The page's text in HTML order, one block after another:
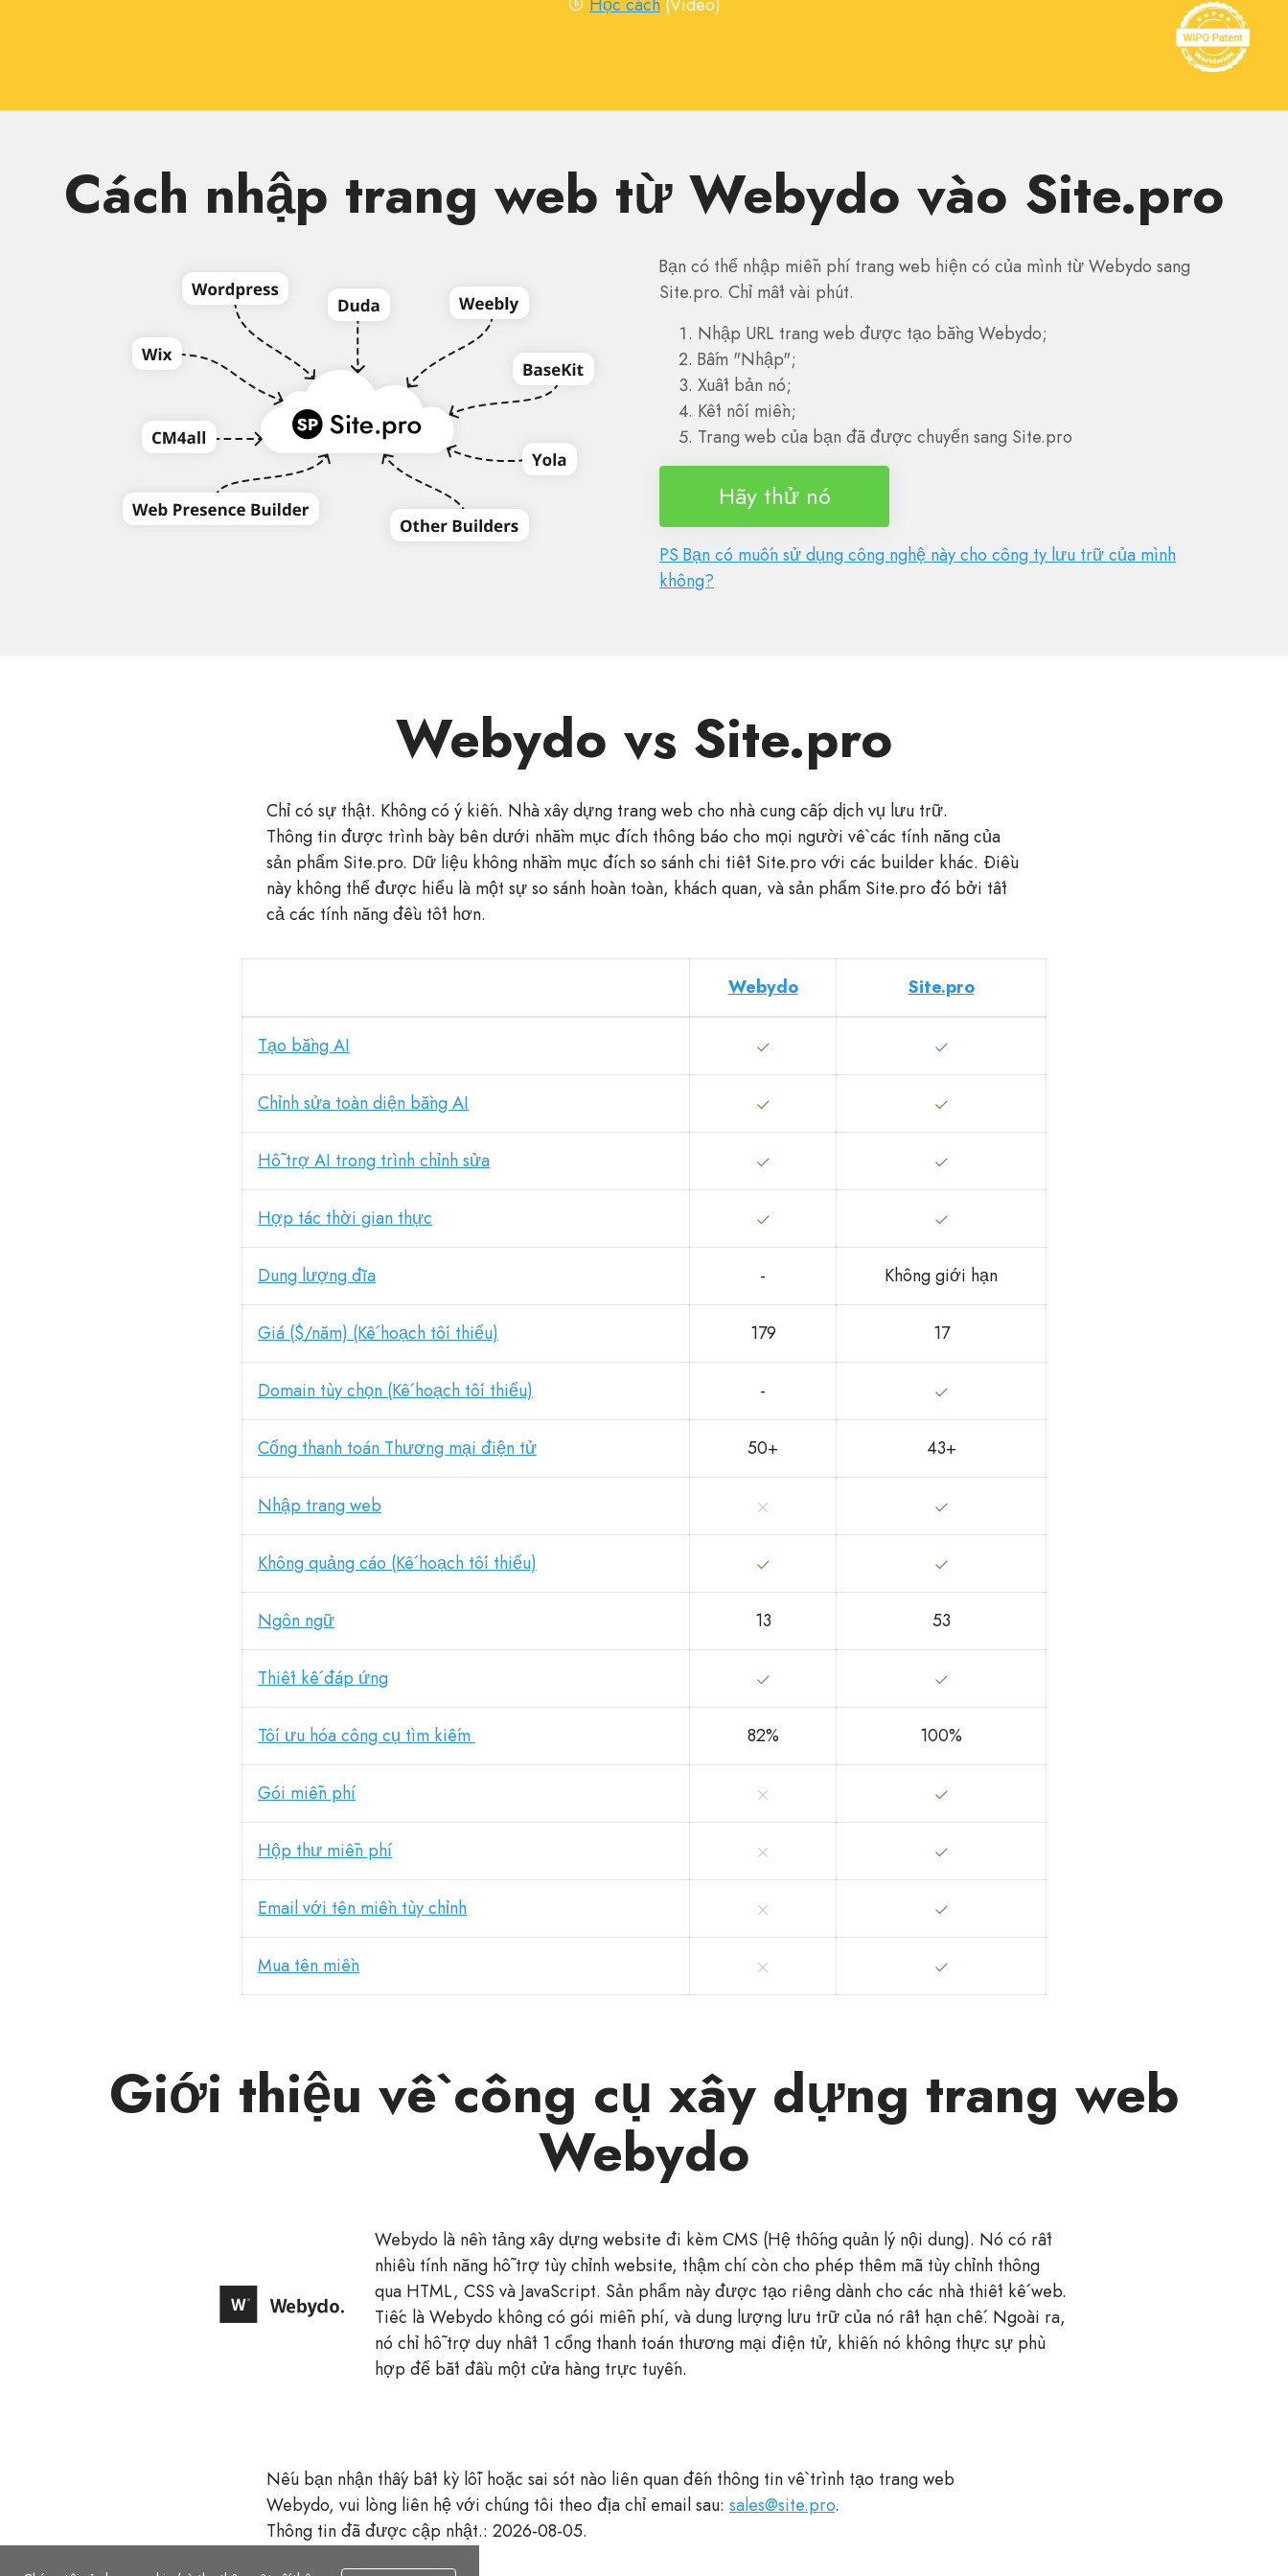
Cách nhập trang web từ Webydo vào Site.pro
Bạn có thể nhập miễn phí trang web hiện có của mình từ Webydo sang
Site.pro. Chỉ mất vài phút.
Nhập URL trang web được tạo bằng Webydo;
Bấm "Nhập";
Xuất bản nó;
Kết nối miền;
Trang web của bạn đã được chuyển sang Site.pro
Hãy thử nó
PS Bạn có muốn sử dụng công nghệ này cho công ty lưu trữ của mình
không?
Webydo vs Site.pro
Chỉ có sự thật. Không có ý kiến. Nhà xây dựng trang web cho nhà cung cấp dịch vụ lưu trữ.
Thông tin được trình bày bên dưới nhằm mục đích thông báo cho mọi người về các tính năng của
sản phẩm Site.pro. Dữ liệu không nhằm mục đích so sánh chi tiết Site.pro với các builder khác. Điều
này không thể được hiểu là một sự so sánh hoàn toàn, khách quan, và sản phẩm Site.pro đó bởi tất
cả các tính năng đều tốt hơn.
Webydo Site.pro
Tạo bằng AI
Chỉnh sửa toàn diện bằng AI
Hỗ trợ AI trong trình chỉnh sửa
Hợp tác thời gian thực
Dung lượng đĩa - Không giới hạn
Giá ($/năm) (Kế hoạch tối thiểu) 179 17
Domain tùy chọn (Kế hoạch tối thiểu) -
Cổng thanh toán Thương mại điện tử 50+ 43+
Nhập trang web
Không quảng cáo (Kế hoạch tối thiểu)
Ngôn ngữ 13 53
Thiết kế đáp ứng
Tối ưu hóa công cụ tìm kiếm 82% 100%
Gói miễn phí
Hộp thư miễn phí
Email với tên miền tùy chỉnh
Mua tên miền
Giới thiệu về công cụ xây dựng trang web
Webydo
Webydo là nền tảng xây dựng website đi kèm CMS (Hệ thống quản lý nội dung). Nó có rất
nhiều tính năng hỗ trợ tùy chỉnh website, thậm chí còn cho phép thêm mã tùy chỉnh thông
qua HTML, CSS và JavaScript. Sản phẩm này được tạo riêng dành cho các nhà thiết kế web.
Tiếc là Webydo không có gói miễn phí, và dung lượng lưu trữ của nó rất hạn chế. Ngoài ra,
nó chỉ hỗ trợ duy nhất 1 cổng thanh toán thương mại điện tử, khiến nó không thực sự phù
hợp để bắt đầu một cửa hàng trực tuyến.
Nếu bạn nhận thấy bất kỳ lỗi hoặc sai sót nào liên quan đến thông tin về trình tạo trang web
Webydo, vui lòng liên hệ với chúng tôi theo địa chỉ email sau: sales@site.pro.
Thông tin đã được cập nhật.: 2026-08-05.